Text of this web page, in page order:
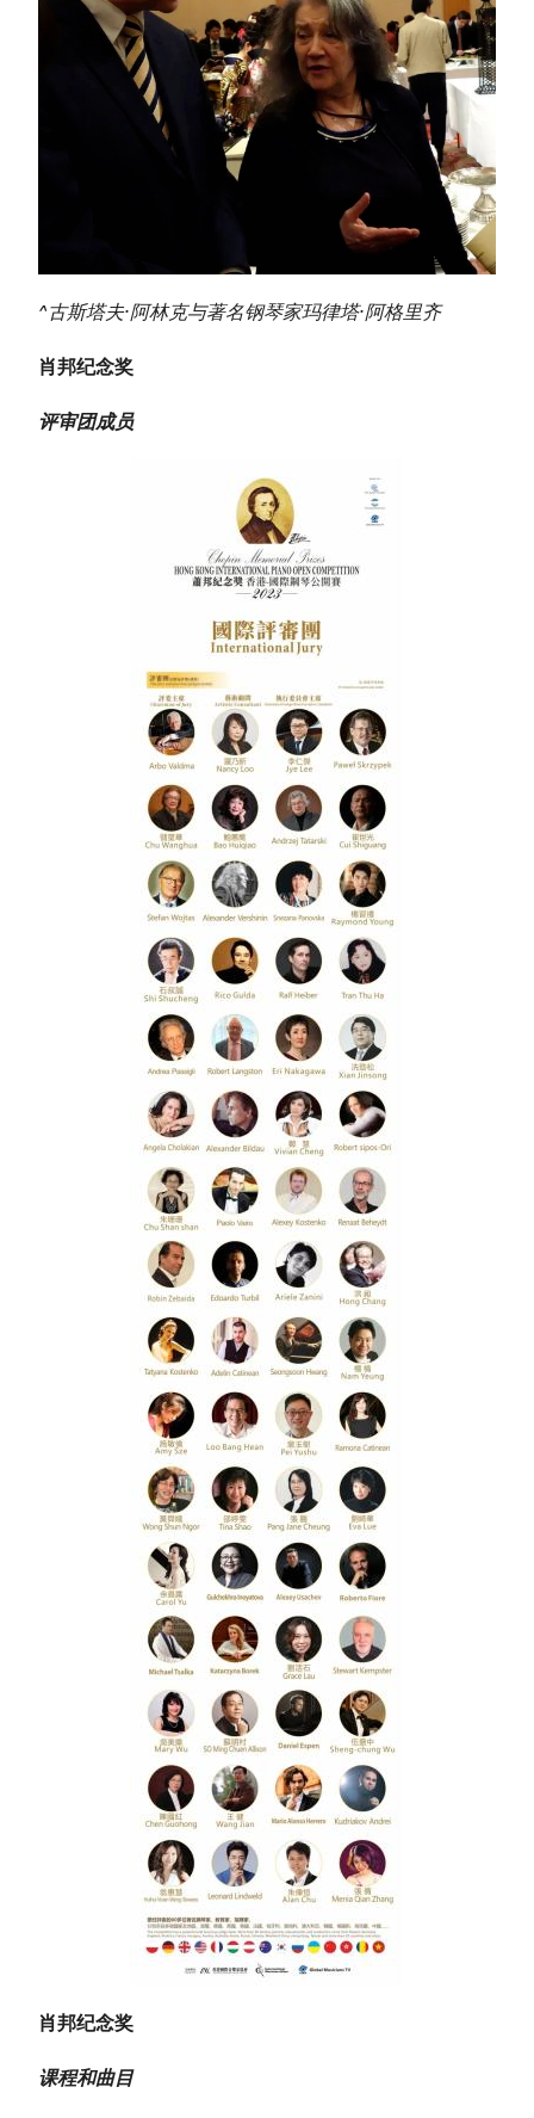
^古斯塔夫·阿林克与著名钢琴家玛律塔·阿格里齐
肖邦纪念奖
评审团成员
肖邦纪念奖
课程和曲目